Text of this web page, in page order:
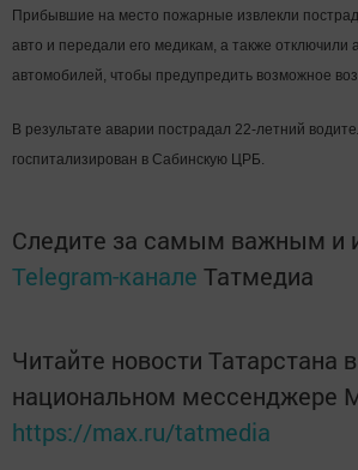
Прибывшие на место пожарные извлекли
авто и передали его медикам, а также отключили
автомобилей, чтобы предупредить возможное
В результате аварии пострадал 22-летний
госпитализирован в Сабинскую ЦРБ.
Следите за самым важным и
Telegram-канале Татмедиа
Читайте новости Татарстана в
национальном мессенджере
https://max.ru/tatmedia